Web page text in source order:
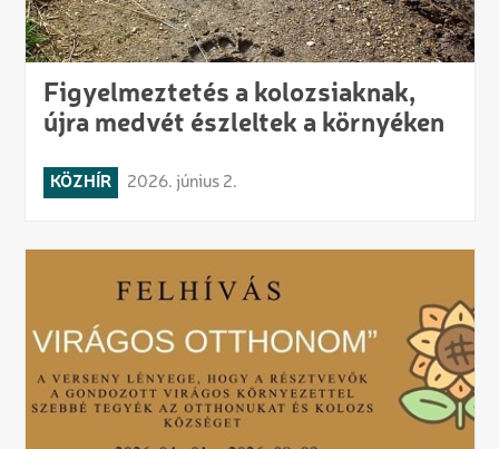
Figyelmeztetés a kolozsiaknak,
újra medvét észleltek a környéken
KÖZHÍR 2026. június 2.